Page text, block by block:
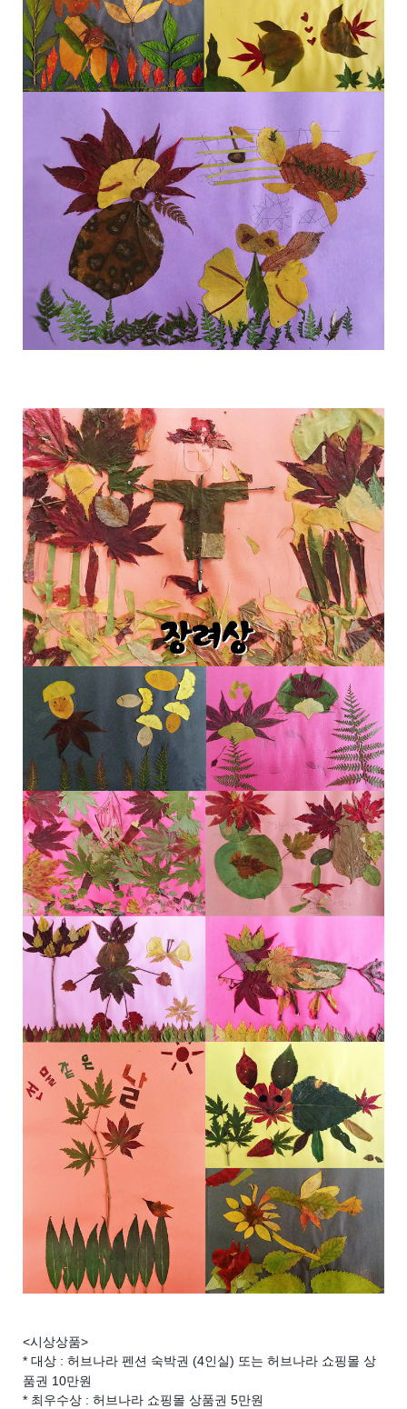
<시상상품>
* 대상 : 허브나라 펜션 숙박권 (4인실) 또는 허브나라 쇼핑몰 상
품권 10만원
* 최우수상 : 허브나라 쇼핑몰 상품권 5만원